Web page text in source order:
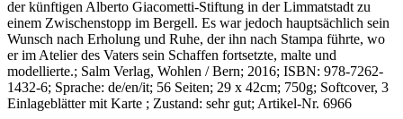
der künftigen Alberto Giacometti-Stiftung in der Limmatstadt zu
einem Zwischenstopp im Bergell. Es war jedoch hauptsächlich sein
Wunsch nach Erholung und Ruhe, der ihn nach Stampa führte, wo
er im Atelier des Vaters sein Schaffen fortsetzte, malte und
modellierte.; Salm Verlag, Wohlen / Bern; 2016; ISBN: 978-7262-
1432-6; Sprache: de/en/it; 56 Seiten; 29 x 42cm; 750g; Softcover, 3
Einlageblätter mit Karte ; Zustand: sehr gut; Artikel-Nr. 6966